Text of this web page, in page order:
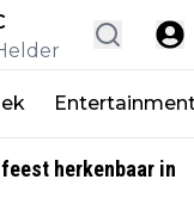
herkenbaar in